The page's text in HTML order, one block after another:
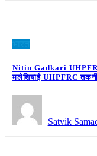
Nitin Gadkari
मलेशियाई UHPFRC
Satvik